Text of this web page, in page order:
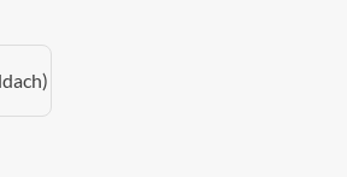
gewünschten Wert ein